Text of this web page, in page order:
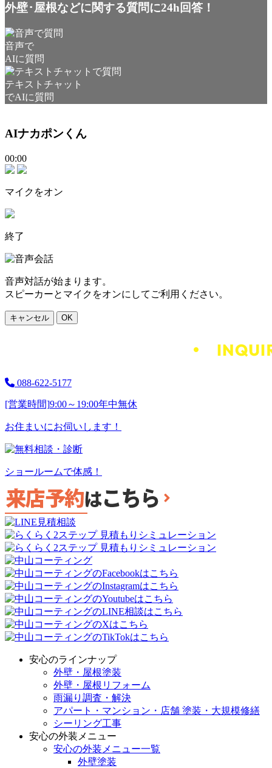
外壁･屋根などに関する質問に24h回答！
音声で
AIに質問
テキストチャット
でAIに質問
AIナカポンくん
00:00
マイクをオン
終了
音声対話が始まります。
スピーカーとマイクをオンにしてご利用ください。
キャンセル OK
088-622-5177
[営業時間]9:00～19:00年中無休
お住まいにお伺いします！
ショールームで体感！
安心のラインナップ
外壁・屋根塗装
外壁・屋根リフォーム
雨漏り調査・解決
アパート・マンション・店舗 塗装・大規模修繕
シーリング工事
安心の外装メニュー
安心の外装メニュー一覧
外壁塗装